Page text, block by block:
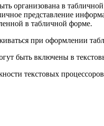
организована в
представление
в табличной форме.
при оформлении
быть включены в
текстовых